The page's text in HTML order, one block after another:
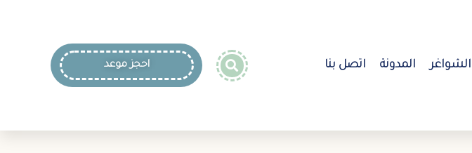
الشواغر المدونة اتصل بنا احجز موعد